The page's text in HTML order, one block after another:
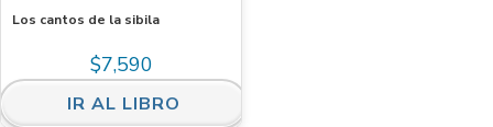
Los cantos de la sibila
$7,590
IR AL LIBRO